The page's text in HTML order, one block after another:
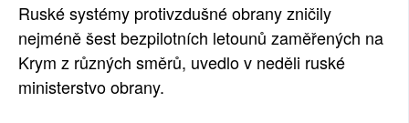
Ruské systémy protivzdušné obrany zničily
nejméně šest bezpilotních letounů zaměřených na
Krym z různých směrů, uvedlo v neděli ruské
ministerstvo obrany.